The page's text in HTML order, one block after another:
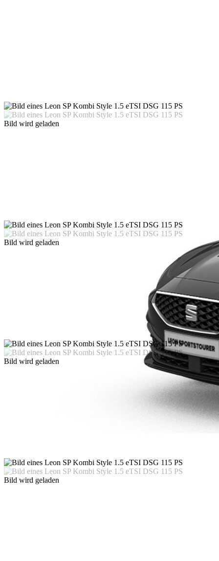
Bild wird geladen
Bild wird geladen
Bild wird geladen
Bild wird geladen